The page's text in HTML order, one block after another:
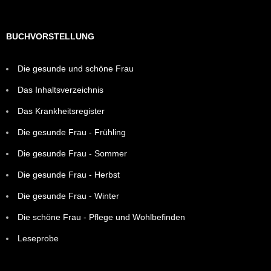
BUCHVORSTELLUNG
Die gesunde und schöne Frau
Das Inhaltsverzeichnis
Das Krankheitsregister
Die gesunde Frau - Frühling
Die gesunde Frau - Sommer
Die gesunde Frau - Herbst
Die gesunde Frau - Winter
Die schöne Frau - Pflege und Wohlbefinden
Leseprobe